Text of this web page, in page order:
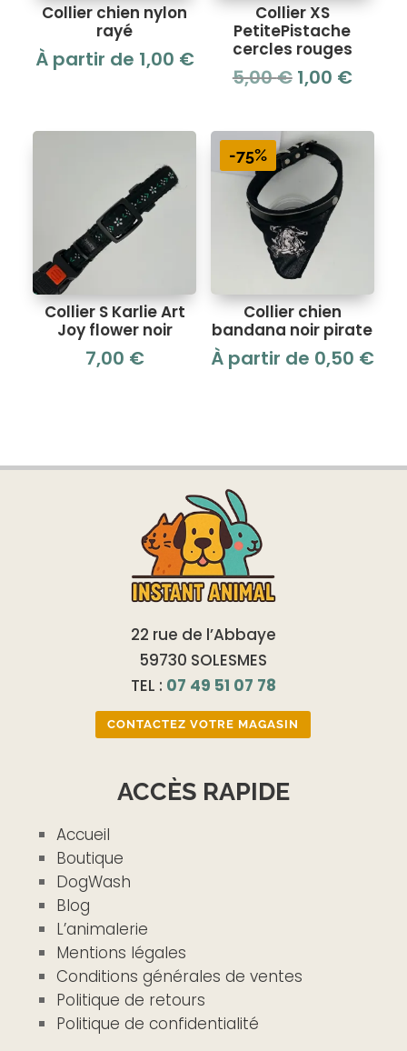
Collier chien nylon
rayé
À partir de 1,00 €
Collier XS
PetitePistache
cercles rouges
5,00€ Le
était :
5,00 €.
1,00 €Le
Collier S Karlie Art
Joy flower noir
7,00 €
-75%
Collier chien
bandana noir pirate
À partir de 0,50 €
22 rue de l’Abbaye
59730 SOLESMES
TEL : 07 49 51 07 78
CONTACTEZ VOTRE MAGASIN
ACCÈS RAPIDE
Accueil
Boutique
DogWash
Blog
L’animalerie
Mentions légales
Conditions générales de ventes
Politique de retours
Politique de confidentialité